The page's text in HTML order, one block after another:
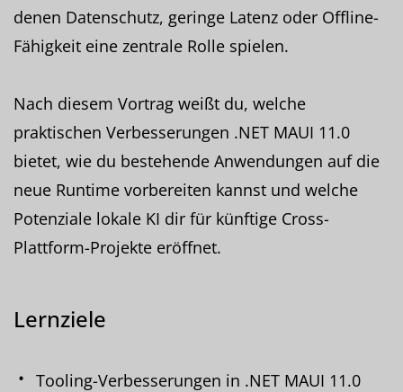
denen Datenschutz, geringe Latenz oder Offline-
Fähigkeit eine zentrale Rolle spielen.
Nach diesem Vortrag weißt du, welche
praktischen Verbesserungen .NET MAUI 11.0
bietet, wie du bestehende Anwendungen auf die
neue Runtime vorbereiten kannst und welche
Potenziale lokale KI dir für künftige Cross-
Plattform-Projekte eröffnet.
Lernziele
Tooling-Verbesserungen in .NET MAUI 11.0